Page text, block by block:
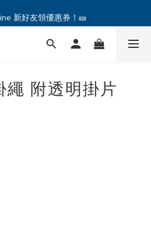
列熱銷中🔥點我購買 — !
新好友領優惠券！🎫
系列熱銷中🔥點我購買 — !
繩 附透明掛片